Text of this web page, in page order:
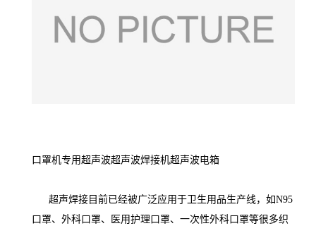
口罩机专用超声波超声波焊接机超声波电箱
超声焊接目前已经被广泛应用于卫生用品生产线，如N95
口罩、外科口罩、医用护理口罩、一次性外科口罩等很多织